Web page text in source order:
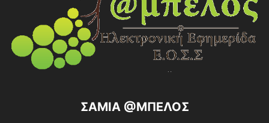
ΣΑΜΙΑ @ΜΠΕΛΟΣ